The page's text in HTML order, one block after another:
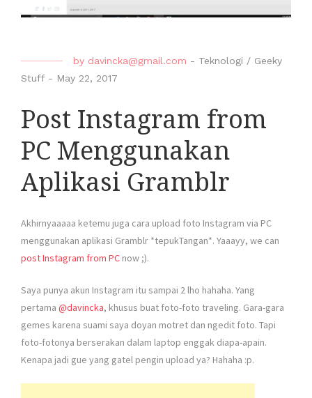
by davincka@gmail.com - Teknologi / Geeky
Stuff- May 22, 2017
Post Instagram from
PC Menggunakan
Aplikasi Gramblr
Akhirnyaaaaa ketemu juga cara upload foto Instagram via PC
menggunakan aplikasi Gramblr *tepukTangan*. Yaaayy, we can
post Instagram from PC now ;).
Saya punya akun Instagram itu sampai 2 lho hahaha. Yang
pertama @davincka, khusus buat foto-foto traveling. Gara-gara
gemes karena suami saya doyan motret dan ngedit foto. Tapi
foto-fotonya berserakan dalam laptop enggak diapa-apain.
Kenapa jadi gue yang gatel pengin upload ya? Hahaha :p.